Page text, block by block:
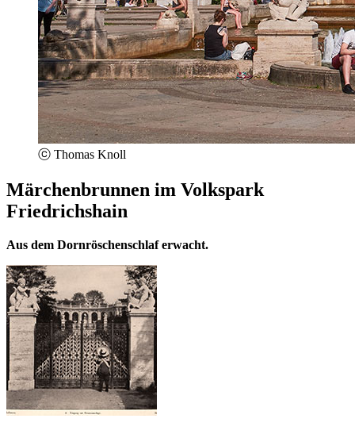
ⓒ Thomas Knoll
Märchenbrunnen im Volkspark
Friedrichshain
Aus dem Dornröschenschlaf erwacht.